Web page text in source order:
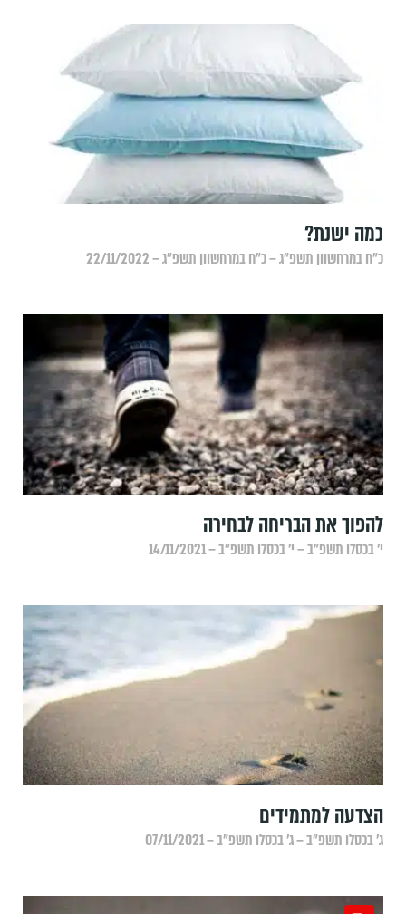
‏כמה ישנת?
כ״ח במרחשוון תשפ״ג – כ״ח במרחשוון תשפ״ג – 22/11/2022
להפוך את הבריחה לבחירה
י׳ בכסלו תשפ״ב – י׳ בכסלו תשפ״ב – 14/11/2021
הצדעה למתמידים
ג׳ בכסלו תשפ״ב – ג׳ בכסלו תשפ״ב – 07/11/2021